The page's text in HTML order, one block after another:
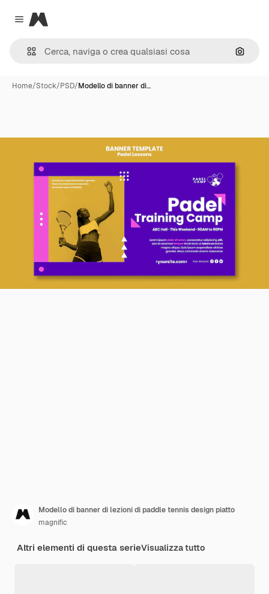
Close menu
Magnific
Cerca
Home/Stock/PSD/Modello di banner di…
Modello di banner di lezioni di paddle tennis design piatto
magnific
Altri elementi di questa serieVisualizza tutto